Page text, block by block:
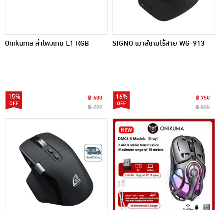
Onikuma ลำโพงเกม L1 RGB
15%
฿ 680
฿ 799
SIGNO เมาส์เกมไร้สาย WG-913
16%
฿ 750
฿ 890